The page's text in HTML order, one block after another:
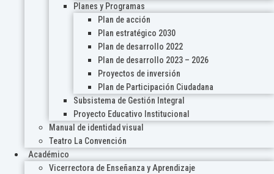
Planes y Programas
Plan de acción
Plan estratégico 2030
Plan de desarrollo 2022
Plan de desarrollo 2023 – 2026
Proyectos de inversión
Plan de Participación Ciudadana
Subsistema de Gestión Integral
Proyecto Educativo Institucional
Manual de identidad visual
Teatro La Convención
Académico
Vicerrectora de Enseñanza y Aprendizaje